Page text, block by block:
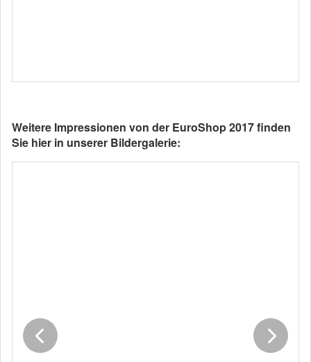
Weitere Impressionen von der EuroShop 2017 finden
Sie hier in unserer Bildergalerie: